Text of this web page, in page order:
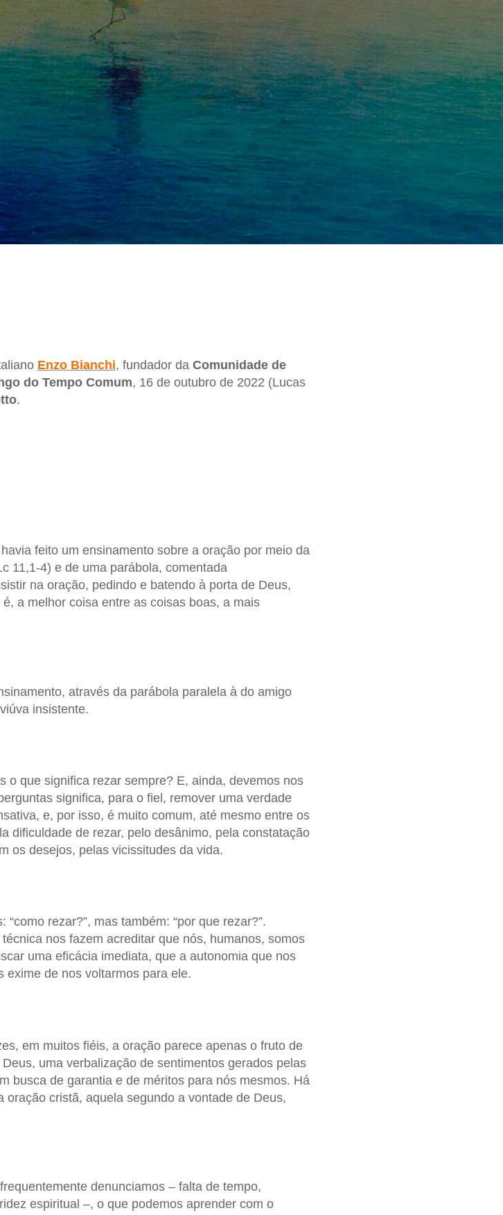
Enzo Bianchi, fundador da Comunidade de
do Tempo Comum, 16 de outubro de 2022 (Lucas
.
feito um ensinamento sobre a oração por meio da
11,1-4) e de uma parábola, comentada
na oração, pedindo e batendo à porta de Deus,
a melhor coisa entre as coisas boas, a mais
através da parábola paralela à do amigo
insistente.
o que significa rezar sempre? E, ainda, devemos nos
significa, para o fiel, remover uma verdade
e, por isso, é muito comum, até mesmo entre os
dificuldade de rezar, pelo desânimo, pela constatação
os desejos, pelas vicissitudes da vida.
rezar?”, mas também: “por que rezar?”.
nos fazem acreditar que nós, humanos, somos
uma eficácia imediata, que a autonomia que nos
exime de nos voltarmos para ele.
em muitos fiéis, a oração parece apenas o fruto de
uma verbalização de sentimentos gerados pelas
busca de garantia e de méritos para nós mesmos. Há
cristã, aquela segundo a vontade de Deus,
denunciamos – falta de tempo,
espiritual –, o que podemos aprender com o